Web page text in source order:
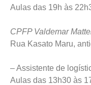
Aulas das 19h às
CPFP Valdemar
Rua Kasato Maru,
– Assistente de
Aulas das 13h30 às